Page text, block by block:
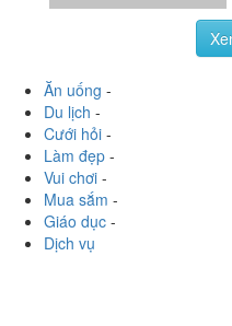
Khánh Hoà
Hôm nay
Bào cảm thấy rất hài
còn có cả topping đa
Khoảng...